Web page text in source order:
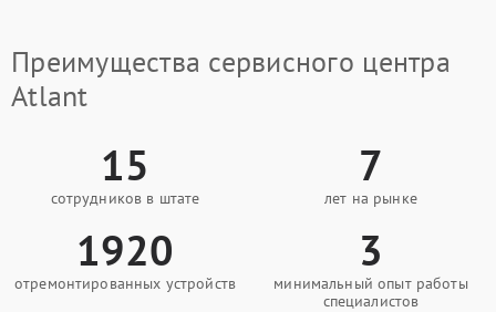
Преимущества сервисного центра
Atlant
15
сотрудников в штате
7
лет на рынке
1920
отремонтированных устройств
3
минимальный опыт работы
специалистов